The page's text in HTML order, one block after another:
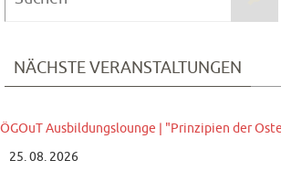
NÄCHSTE VERANSTALTUNGEN
ÖGOuT Ausbildungslounge | "Prinzipien der
25. 08. 2026